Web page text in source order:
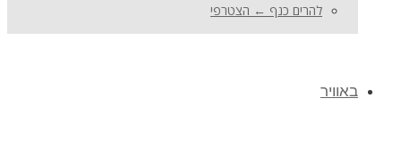
להרים כנף ← הצטרפי
באוויר